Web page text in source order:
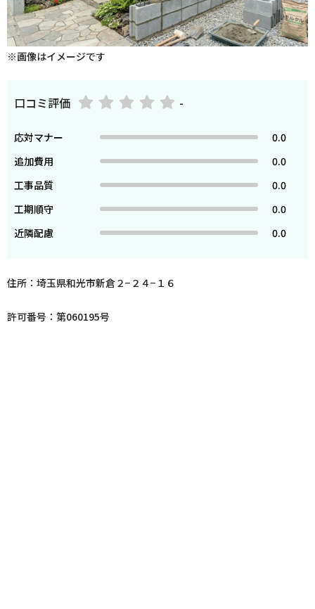
※画像はイメージです
口コミ評価 -
応対マナー
0.0
追加費用
0.0
工事品質
0.0
工期順守
0.0
近隣配慮
0.0
住所：埼玉県和光市新倉２−２４−１６
許可番号：第060195号